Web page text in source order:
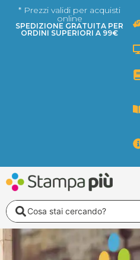
* Prezzi validi per acquisti
online
SPEDIZIONE GRATUITA PER
ORDINI SUPERIORI A 99€
Search
...